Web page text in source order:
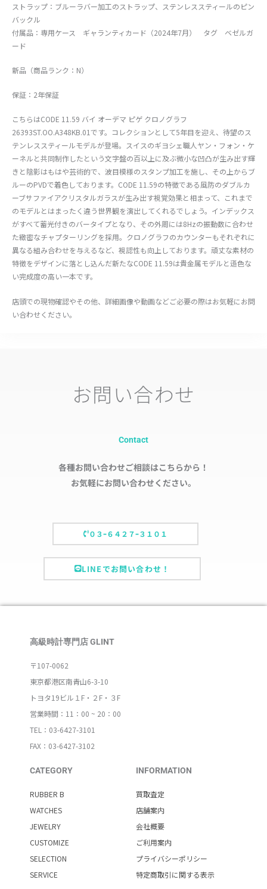
ストラップ：ブルーラバー加工のストラップ、ステンレススティールのピン
バックル
付属品：専用ケース ギャランティカード（2024年7月） タグ ベゼルガ
ード
新品（商品ランク：N）
保証：2年保証
こちらはCODE 11.59 バイ オーデマ ピゲ クロノグラフ
26393ST.OO.A348KB.01です。コレクションとして5年目を迎え、待望のス
テンレススティールモデルが登場。スイスのギヨシェ職人ヤン・フォン・ケ
ーネルと共同制作したという文字盤の百以上に及ぶ微小な凹凸が生み出す輝
きと陰影はもはや芸術的で、波目模様のスタンプ加工を施し、その上からブ
ルーのPVDで着色しております。CODE 11.59の特徴である風防のダブルカ
ーブサファイアクリスタルガラスが生み出す視覚効果と相まって、これまで
のモデルとはまったく違う世界観を演出してくれるでしょう。インデックス
がすべて蓄光付きのバータイプとなり、その外周には8Hzの振動数に合わせ
た緻密なチャプターリングを採用。クロノグラフのカウンターもそれぞれに
異なる組み合わせを与えるなど、視認性も向上しております。頑丈な素材の
特徴をデザインに落とし込んだ新たなCODE 11.59は貴金属モデルと遜色な
い完成度の高い一本です。
店頭での現物確認やその他、詳細画像や動画などご必要の際はお気軽にお問
い合わせください。
お問い合わせ
Contact
各種お問い合わせご相談はこちらから！
お気軽にお問い合わせください。
０３ｰ６４２７ｰ３１０１
LINEでお問い合わせ！
高級時計専門店 GLINT
〒107-0062
東京都港区南青山6-3-10
トヨタ19ビル１F・２F・３F
営業時間：11：00 ~ 20：00
TEL：03-6427-3101
FAX：03-6427-3102
CATEGORY
RUBBER B
WATCHES
JEWELRY
CUSTOMIZE
SELECTION
SERVICE
INFORMATION
買取査定
店舗案内
会社概要
ご利用案内
プライバシーポリシー
特定商取引に関する表示